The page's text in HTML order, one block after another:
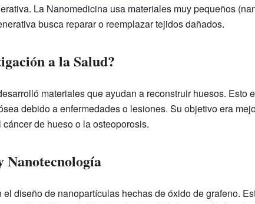
La Nanomedicina usa materiales muy pequeños
busca reparar o reemplazar tejidos dañados.
a la Salud?
materiales que ayudan a reconstruir huesos. Esto
debido a enfermedades o lesiones. Su objetivo era
de hueso o la osteoporosis.
Nanotecnología
el diseño de nanopartículas hechas de óxido de grafeno.